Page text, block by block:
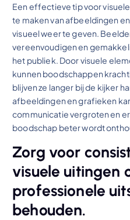
Een effectieve tip voor
te maken van afbeeldingen
visueel weer te geven.
vereenvoudigen en
het publiek. Door visuele
kunnen boodschappen
blijven ze langer bij de kijker
afbeeldingen en grafieken
communicatie vergroten en
boodschap beter wordt
Zorg voor
visuele uitingen
professionele
behouden.